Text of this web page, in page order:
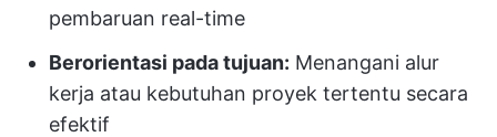
pembaruan real-time
Berorientasi pada tujuan: Menangani alur
kerja atau kebutuhan proyek tertentu secara
efektif